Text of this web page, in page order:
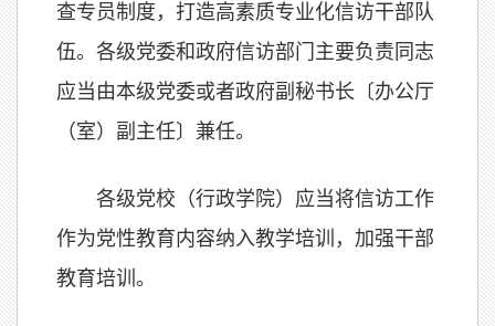
查专员制度，打造高素质专业化信访干部队
伍。各级党委和政府信访部门主要负责同志
应当由本级党委或者政府副秘书长〔办公厅
（室）副主任〕兼任。
各级党校（行政学院）应当将信访工作
作为党性教育内容纳入教学培训，加强干部
教育培训。